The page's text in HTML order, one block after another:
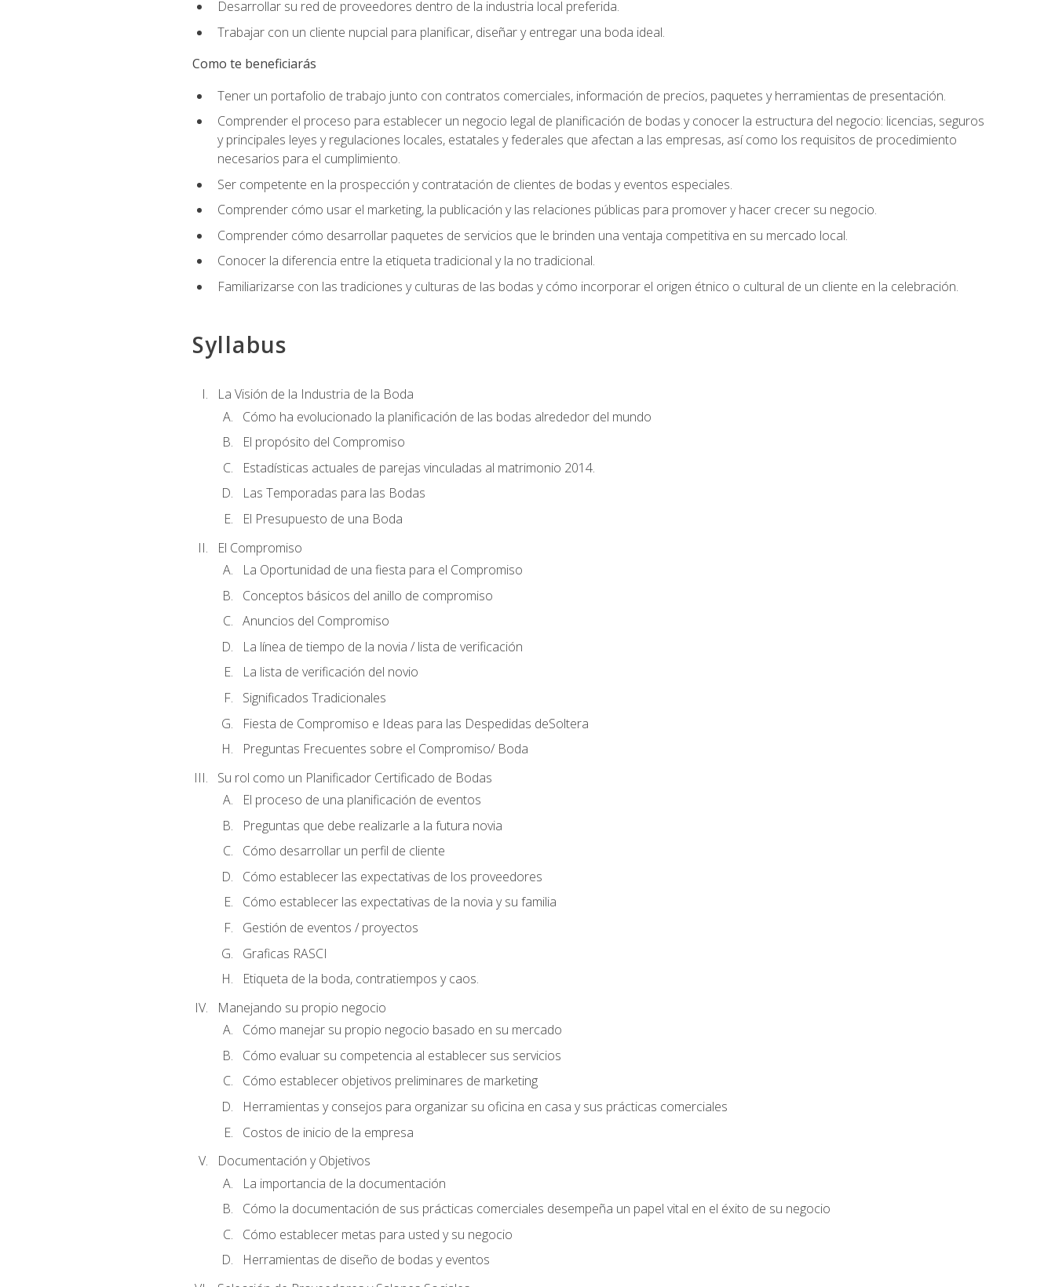
Desarrollar su red de proveedores dentro de la industria local preferida.
Trabajar con un cliente nupcial para planificar, diseñar y entregar una boda ideal.
Como te beneficiarás
Tener un portafolio de trabajo junto con contratos comerciales, información de precios, paquetes y herramientas de presentación.
Comprender el proceso para establecer un negocio legal de planificación de bodas y conocer la estructura del negocio: licencias, seguros
y principales leyes y regulaciones locales, estatales y federales que afectan a las empresas, así como los requisitos de procedimiento
necesarios para el cumplimiento.
Ser competente en la prospección y contratación de clientes de bodas y eventos especiales.
Comprender cómo usar el marketing, la publicación y las relaciones públicas para promover y hacer crecer su negocio.
Comprender cómo desarrollar paquetes de servicios que le brinden una ventaja competitiva en su mercado local.
Conocer la diferencia entre la etiqueta tradicional y la no tradicional.
Familiarizarse con las tradiciones y culturas de las bodas y cómo incorporar el origen étnico o cultural de un cliente en la celebración.
Syllabus
La Visión de la Industria de la Boda
Cómo ha evolucionado la planificación de las bodas alrededor del mundo
El propósito del Compromiso
Estadísticas actuales de parejas vinculadas al matrimonio 2014.
Las Temporadas para las Bodas
El Presupuesto de una Boda
El Compromiso
La Oportunidad de una fiesta para el Compromiso
Conceptos básicos del anillo de compromiso
Anuncios del Compromiso
La línea de tiempo de la novia / lista de verificación
La lista de verificación del novio
Significados Tradicionales
Fiesta de Compromiso e Ideas para las Despedidas deSoltera
Preguntas Frecuentes sobre el Compromiso/ Boda
Su rol como un Planificador Certificado de Bodas
El proceso de una planificación de eventos
Preguntas que debe realizarle a la futura novia
Cómo desarrollar un perfil de cliente
Cómo establecer las expectativas de los proveedores
Cómo establecer las expectativas de la novia y su familia
Gestión de eventos / proyectos
Graficas RASCI
Etiqueta de la boda, contratiempos y caos.
Manejando su propio negocio
Cómo manejar su propio negocio basado en su mercado
Cómo evaluar su competencia al establecer sus servicios
Cómo establecer objetivos preliminares de marketing
Herramientas y consejos para organizar su oficina en casa y sus prácticas comerciales
Costos de inicio de la empresa
Documentación y Objetivos
La importancia de la documentación
Cómo la documentación de sus prácticas comerciales desempeña un papel vital en el éxito de su negocio
Cómo establecer metas para usted y su negocio
Herramientas de diseño de bodas y eventos